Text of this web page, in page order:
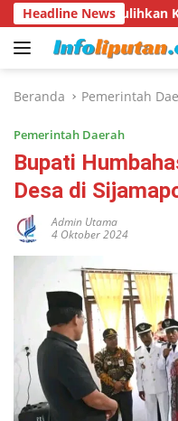
Langsung
ke
konten
Headline News
Pulihkan Kehidupan
Beranda Pemerintah
Pemerintah Daerah
Bupati
Desa di
Admin Utama
4 Oktober 2024